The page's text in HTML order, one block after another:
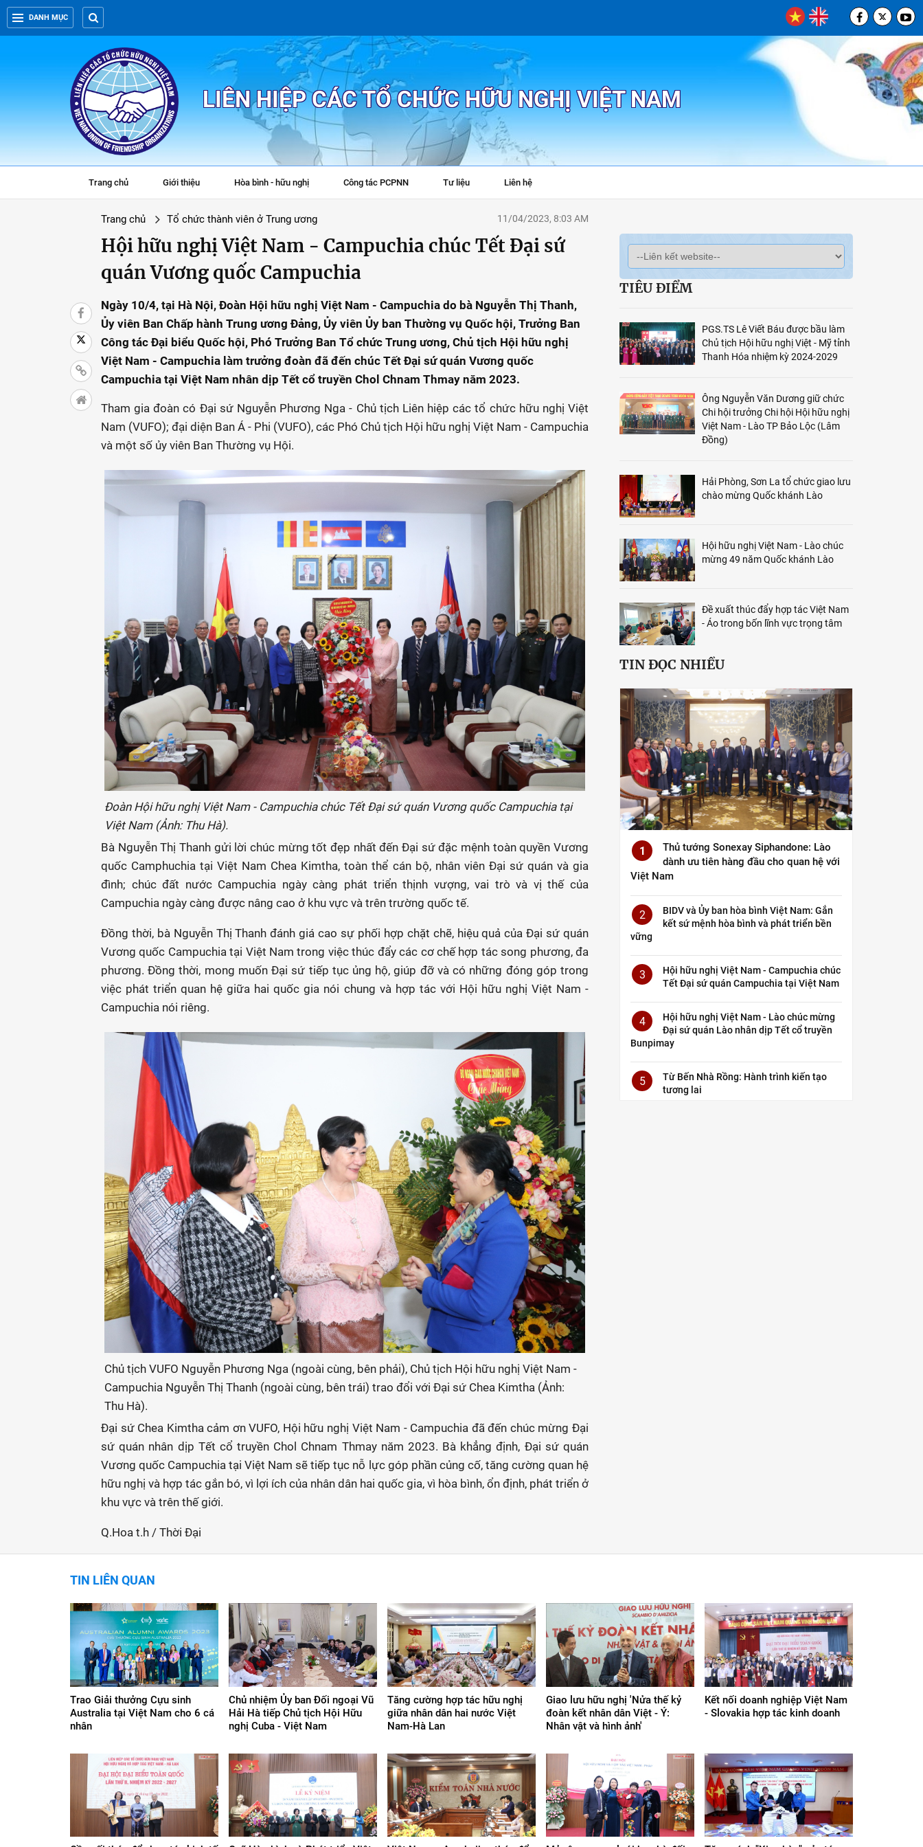
DANH MỤC
LIÊN HIỆP CÁC TỔ CHỨC HỮU NGHỊ VIỆT NAM
Trang chủ Giới thiệu Hòa bình - hữu nghị Công tác PCPNN Tư liệu Liên hệ
Trang chủ Tổ chức thành viên ở Trung ương 11/04/2023, 8:03 AM
Hội hữu nghị Việt Nam - Campuchia chúc Tết Đại sứ
quán Vương quốc Campuchia
Ngày 10/4, tại Hà Nội, Đoàn Hội hữu nghị Việt Nam - Campuchia do bà Nguyễn Thị Thanh,
Ủy viên Ban Chấp hành Trung ương Đảng, Ủy viên Ủy ban Thường vụ Quốc hội, Trưởng Ban
Công tác Đại biểu Quốc hội, Phó Trưởng Ban Tổ chức Trung ương, Chủ tịch Hội hữu nghị
Việt Nam - Campuchia làm trưởng đoàn đã đến chúc Tết Đại sứ quán Vương quốc
Campuchia tại Việt Nam nhân dịp Tết cổ truyền Chol Chnam Thmay năm 2023.
Tham gia đoàn có Đại sứ Nguyễn Phương Nga - Chủ tịch Liên hiệp các tổ chức hữu nghị Việt
Nam (VUFO); đại diện Ban Á - Phi (VUFO), các Phó Chủ tịch Hội hữu nghị Việt Nam - Campuchia
và một số ủy viên Ban Thường vụ Hội.
Đoàn Hội hữu nghị Việt Nam - Campuchia chúc Tết Đại sứ quán Vương quốc Campuchia tại
Việt Nam (Ảnh: Thu Hà).
Bà Nguyễn Thị Thanh gửi lời chúc mừng tốt đẹp nhất đến Đại sứ đặc mệnh toàn quyền Vương
quốc Camphuchia tại Việt Nam Chea Kimtha, toàn thể cán bộ, nhân viên Đại sứ quán và gia
đình; chúc đất nước Campuchia ngày càng phát triển thịnh vượng, vai trò và vị thế của
Campuchia ngày càng được nâng cao ở khu vực và trên trường quốc tế.
Đồng thời, bà Nguyễn Thị Thanh đánh giá cao sự phối hợp chặt chẽ, hiệu quả của Đại sứ quán
Vương quốc Campuchia tại Việt Nam trong việc thúc đẩy các cơ chế hợp tác song phương, đa
phương. Đồng thời, mong muốn Đại sứ tiếp tục ủng hộ, giúp đỡ và có những đóng góp trong
việc phát triển quan hệ giữa hai quốc gia nói chung và hợp tác với Hội hữu nghị Việt Nam -
Campuchia nói riêng.
Chủ tịch VUFO Nguyễn Phương Nga (ngoài cùng, bên phải), Chủ tịch Hội hữu nghị Việt Nam -
Campuchia Nguyễn Thị Thanh (ngoài cùng, bên trái) trao đổi với Đại sứ Chea Kimtha (Ảnh:
Thu Hà).
Đại sứ Chea Kimtha cảm ơn VUFO, Hội hữu nghị Việt Nam - Campuchia đã đến chúc mừng Đại
sứ quán nhân dịp Tết cổ truyền Chol Chnam Thmay năm 2023. Bà khẳng định, Đại sứ quán
Vương quốc Campuchia tại Việt Nam sẽ tiếp tục nỗ lực góp phần củng cố, tăng cường quan hệ
hữu nghị và hợp tác gắn bó, vì lợi ích của nhân dân hai quốc gia, vì hòa bình, ổn định, phát triển ở
khu vực và trên thế giới.
Q.Hoa t.h / Thời Đại
TIÊU ĐIỂM
PGS.TS Lê Viết Báu được bầu làm
Chủ tịch Hội hữu nghị Việt - Mỹ tỉnh
Thanh Hóa nhiệm kỳ 2024-2029
Ông Nguyễn Văn Dương giữ chức
Chi hội trưởng Chi hội Hội hữu nghị
Việt Nam - Lào TP Bảo Lộc (Lâm
Đồng)
Hải Phòng, Sơn La tổ chức giao lưu
chào mừng Quốc khánh Lào
Hội hữu nghị Việt Nam - Lào chúc
mừng 49 năm Quốc khánh Lào
Đề xuất thúc đẩy hợp tác Việt Nam
- Áo trong bốn lĩnh vực trọng tâm
TIN ĐỌC NHIỀU
1
Thủ tướng Sonexay Siphandone: Lào
dành ưu tiên hàng đầu cho quan hệ với
Việt Nam
2
BIDV và Ủy ban hòa bình Việt Nam: Gắn
kết sứ mệnh hòa bình và phát triển bền
vững
3
Hội hữu nghị Việt Nam - Campuchia chúc
Tết Đại sứ quán Campuchia tại Việt Nam
4
Hội hữu nghị Việt Nam - Lào chúc mừng
Đại sứ quán Lào nhân dịp Tết cổ truyền
Bunpimay
5
Từ Bến Nhà Rồng: Hành trình kiến tạo
tương lai
TIN LIÊN QUAN
Trao Giải thưởng Cựu sinh
Australia tại Việt Nam cho 6 cá
nhân
Chủ nhiệm Ủy ban Đối ngoại Vũ
Hải Hà tiếp Chủ tịch Hội Hữu
nghị Cuba - Việt Nam
Tăng cường hợp tác hữu nghị
giữa nhân dân hai nước Việt
Nam-Hà Lan
Giao lưu hữu nghị 'Nửa thế kỷ
đoàn kết nhân dân Việt - Ý:
Nhân vật và hình ảnh'
Kết nối doanh nghiệp Việt Nam
- Slovakia hợp tác kinh doanh